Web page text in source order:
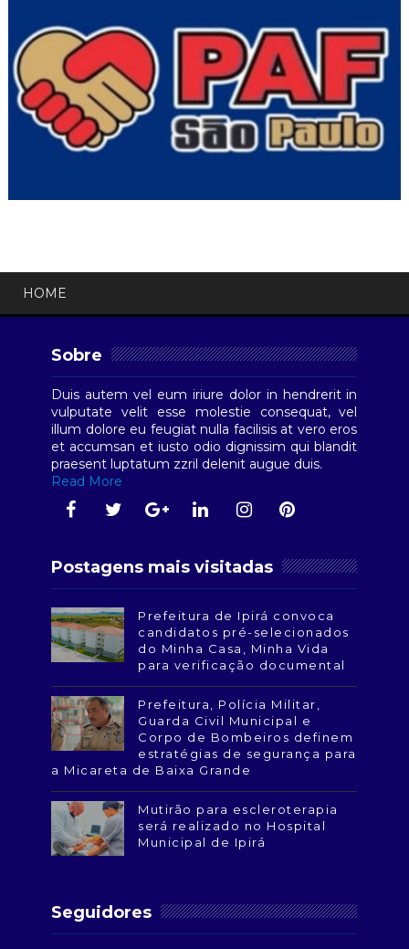
HOME
Sobre
Duis autem vel eum iriure dolor in hendrerit in
vulputate velit esse molestie consequat, vel
illum dolore eu feugiat nulla facilisis at vero eros
et accumsan et iusto odio dignissim qui blandit
praesent luptatum zzril delenit augue duis.
Read More
Postagens mais visitadas
Prefeitura de Ipirá convoca
candidatos pré-selecionados
do Minha Casa, Minha Vida
para verificação documental
Prefeitura, Polícia Militar,
Guarda Civil Municipal e
Corpo de Bombeiros definem
estratégias de segurança para
a Micareta de Baixa Grande
Mutirão para escleroterapia
será realizado no Hospital
Municipal de Ipirá
Seguidores